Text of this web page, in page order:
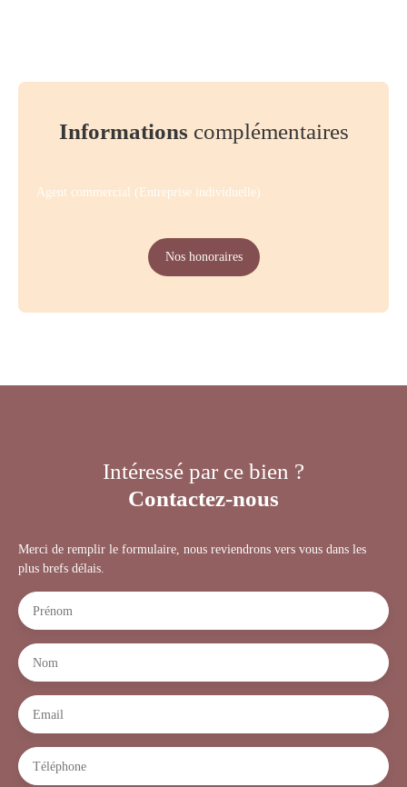
Informations complémentaires
Agent commercial (Entreprise individuelle)
Nos honoraires
Intéressé par ce bien ?
Contactez-nous
Merci de remplir le formulaire, nous reviendrons vers vous dans les
plus brefs délais.
Prénom
Nom
Email
Téléphone